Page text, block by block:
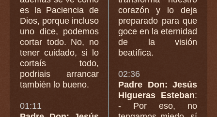
es la Paciencia de
Dios, porque incluso
uno dice, podemos
cortar todo. No, no
tener cuidado, si lo
cortaís todo,
podriais arrancar
también lo bueno.
01:11
corazón y lo deja
preparado para que
goce en la eternidad
de la visión
beatífica.
02:36
Padre Don: Jesús
Higueras Esteban:
- Por eso, no